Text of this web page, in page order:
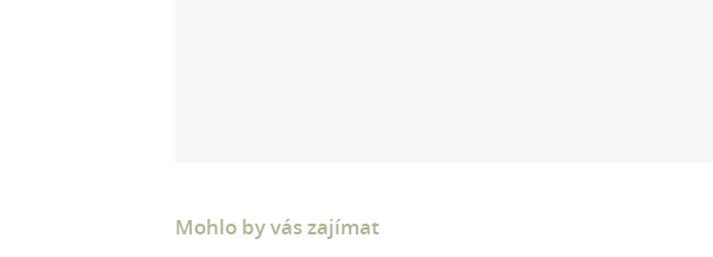
Mohlo by vás zajímat